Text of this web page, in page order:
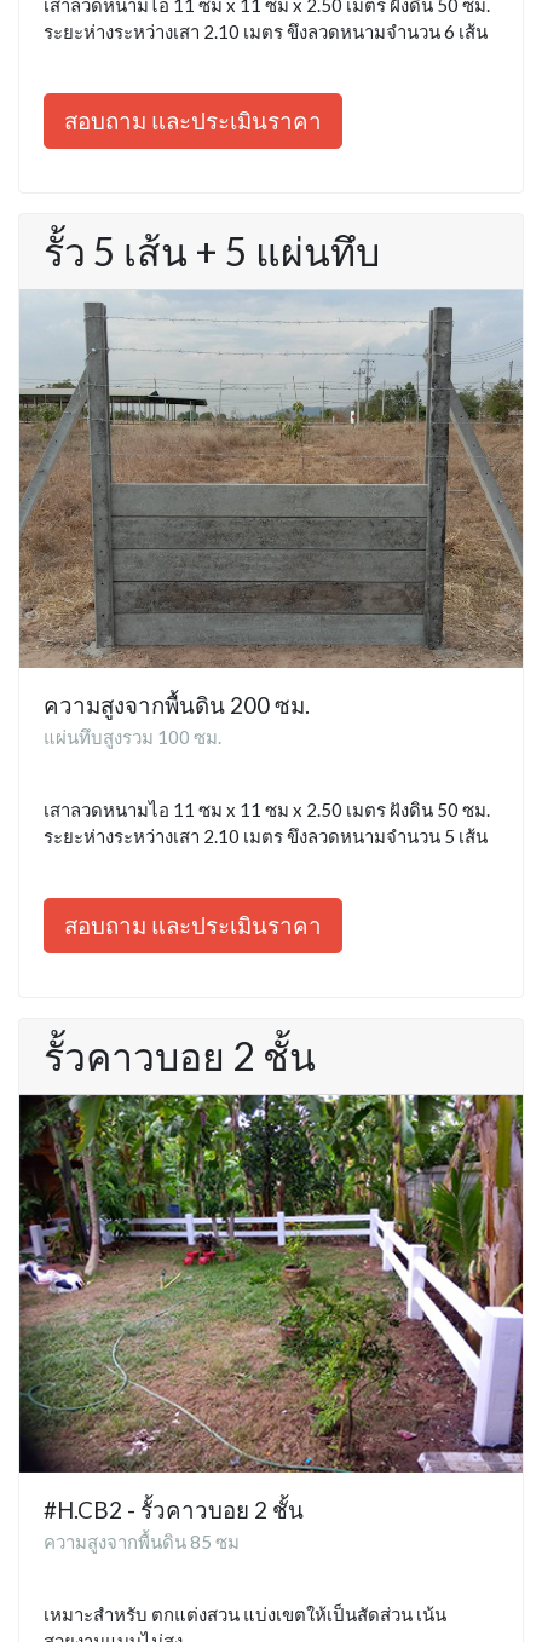
เสาลวดหนามไอ 11 ซม x 11 ซม x 2.50 เมตร ฝังดิน 50 ซม.
ระยะห่างระหว่างเสา 2.10 เมตร ขึงลวดหนามจำนวน 6 เส้น
สอบถาม และประเมินราคา
รั้ว 5 เส้น + 5 แผ่นทึบ
ความสูงจากพื้นดิน 200 ซม.
แผ่นทึบสูงรวม 100 ซม.
เสาลวดหนามไอ 11 ซม x 11 ซม x 2.50 เมตร ฝังดิน 50 ซม.
ระยะห่างระหว่างเสา 2.10 เมตร ขึงลวดหนามจำนวน 5 เส้น
สอบถาม และประเมินราคา
รั้วคาวบอย 2 ชั้น
#H.CB2 - รั้วคาวบอย 2 ชั้น
ความสูงจากพื้นดิน 85 ซม
เหมาะสำหรับ ตกแต่งสวน แบ่งเขตให้เป็นสัดส่วน เน้น